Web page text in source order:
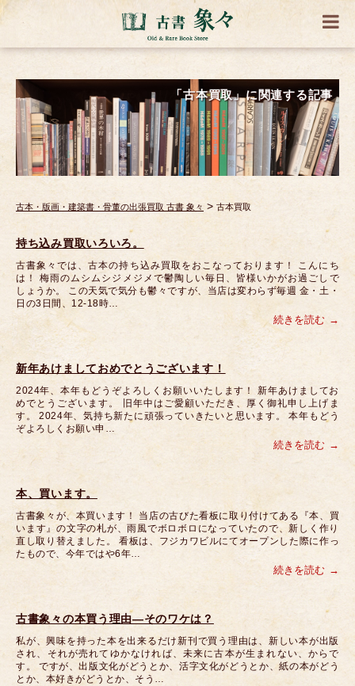
「古本買取」に関連する記事
古本・版画・建築書・骨董の出張買取 古書 象々 > 古本買取
持ち込み買取いろいろ。
古書象々では、古本の持ち込み買取をおこなっております！ こんにち
は！ 梅雨のムシムシジメジメで鬱陶しい毎日、皆様いかがお過ごしで
しょうか。 この天気で気分も鬱々ですが、当店は変わらず毎週 金・土・
日の3日間、12-18時…
続きを読む
新年あけましておめでとうございます！
2024年、本年もどうぞよろしくお願いいたします！ 新年あけましてお
めでとうございます。 旧年中はご愛顧いただき、厚く御礼申し上げま
す。 2024年、気持ち新たに頑張っていきたいと思います。 本年もどう
ぞよろしくお願い申…
続きを読む
本、買います。
古書象々が、本買います！ 当店の古びた看板に取り付けてある『本、買
います』の文字の札が、雨風でボロボロになっていたので、新しく作り
直し取り替えました。 看板は、フジカワビルにてオープンした際に作っ
たもので、今年ではや6年…
続きを読む
古書象々の本買う理由―そのワケは？
私が、興味を持った本を出来るだけ新刊で買う理由は、新しい本が出版
され、それが売れてゆかなければ、未来に古本が生まれない、からで
す。 ですが、出版文化がどうとか、活字文化がどうとか、紙の本がどう
とか、本好きがどうとか、そう…